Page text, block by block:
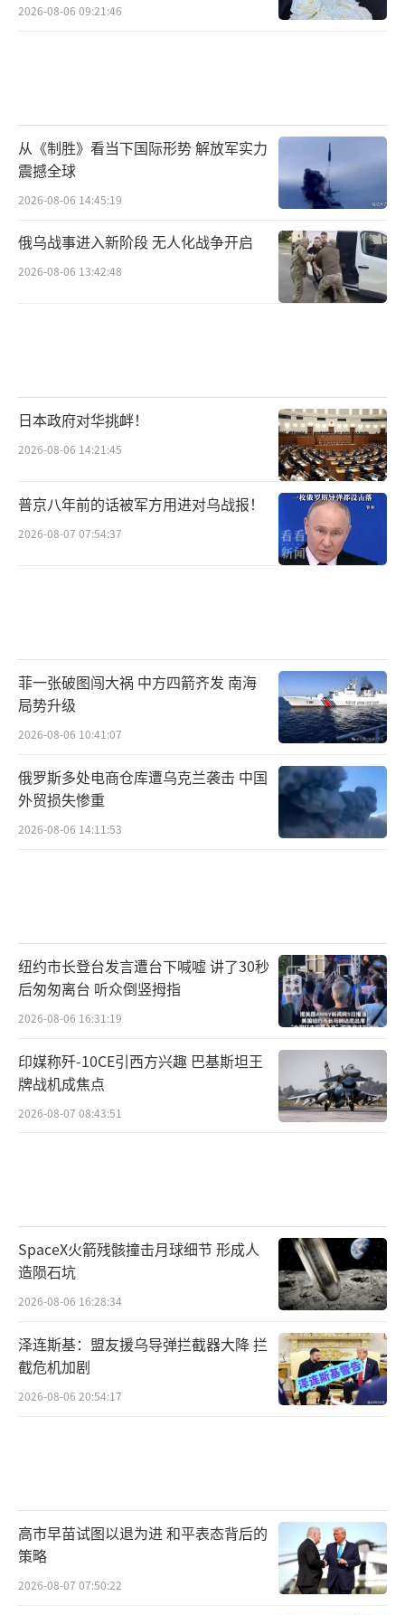
2026-08-06 09:21:46
从《制胜》看当下国际形势 解放军实力
震撼全球
2026-08-06 14:45:19
俄乌战事进入新阶段 无人化战争开启
2026-08-06 13:42:48
日本政府对华挑衅！
2026-08-06 14:21:45
普京八年前的话被军方用进对乌战报！
2026-08-07 07:54:37
菲一张破图闯大祸 中方四箭齐发 南海
局势升级
2026-08-06 10:41:07
俄罗斯多处电商仓库遭乌克兰袭击 中国
外贸损失惨重
2026-08-06 14:11:53
纽约市长登台发言遭台下喊嘘 讲了30秒
后匆匆离台 听众倒竖拇指
2026-08-06 16:31:19
印媒称歼-10CE引西方兴趣 巴基斯坦王
牌战机成焦点
2026-08-07 08:43:51
SpaceX火箭残骸撞击月球细节 形成人
造陨石坑
2026-08-06 16:28:34
泽连斯基：盟友援乌导弹拦截器大降 拦
截危机加剧
2026-08-06 20:54:17
高市早苗试图以退为进 和平表态背后的
策略
2026-08-07 07:50:22